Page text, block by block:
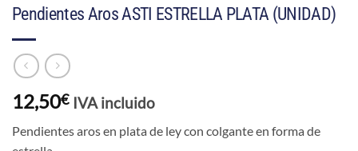
Pendientes Aros ASTI ESTRELLA PLATA (UNIDAD)
12,50€ IVA incluido
Pendientes aros en plata de ley con colgante en forma de